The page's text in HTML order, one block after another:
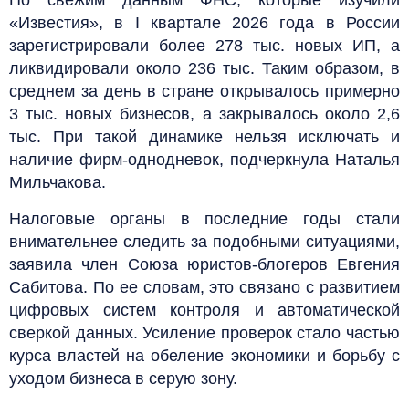
«Известия», в I квартале 2026 года в России
зарегистрировали более 278 тыс. новых ИП, а
ликвидировали около 236 тыс. Таким образом, в
среднем за день в стране открывалось примерно
3 тыс. новых бизнесов, а закрывалось около 2,6
тыс. При такой динамике нельзя исключать и
наличие фирм-однодневок, подчеркнула Наталья
Мильчакова.
Налоговые органы в последние годы стали
внимательнее следить за подобными ситуациями,
заявила член Союза юристов-блогеров Евгения
Сабитова. По ее словам, это связано с развитием
цифровых систем контроля и автоматической
сверкой данных. Усиление проверок стало частью
курса властей на обеление экономики и борьбу с
уходом бизнеса в серую зону.